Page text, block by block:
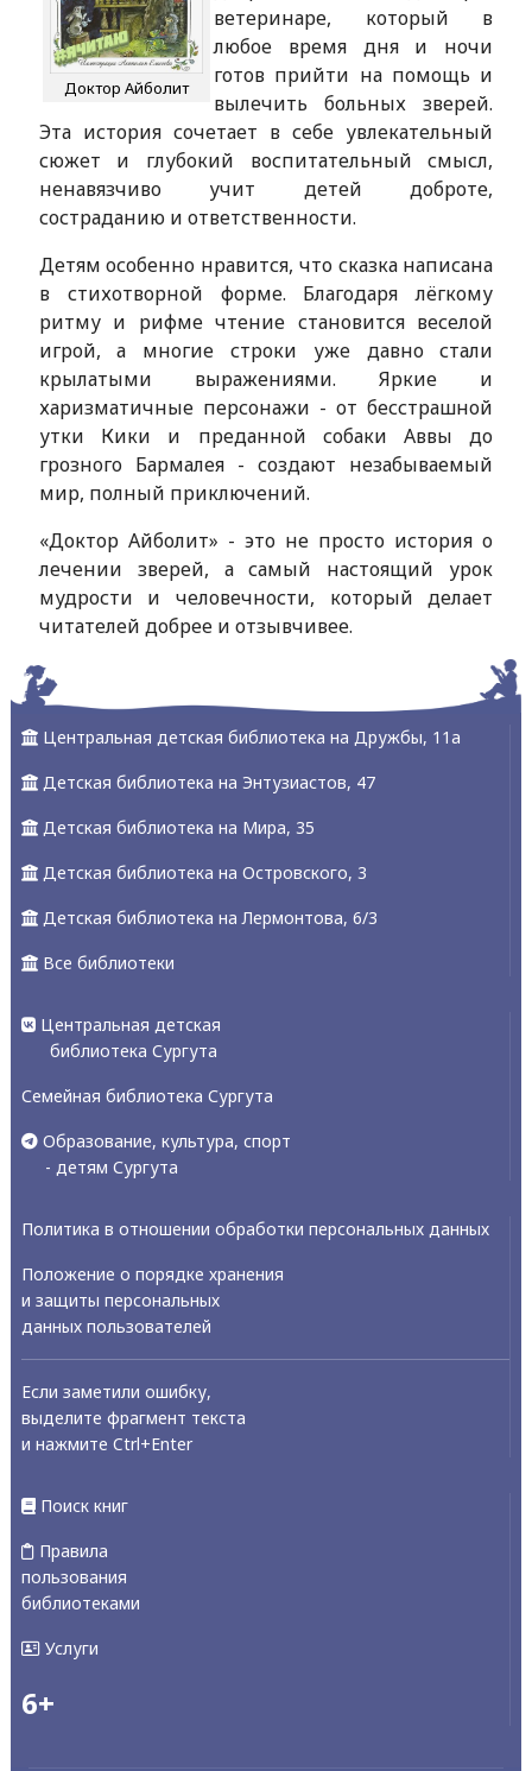
Доктор Айболит
ветеринаре, который в
любое время дня и ночи
готов прийти на помощь и
вылечить больных зверей.
Эта история сочетает в себе увлекательный
сюжет и глубокий воспитательный смысл,
ненавязчиво учит детей доброте,
состраданию и ответственности.
Детям особенно нравится, что сказка написана
в стихотворной форме. Благодаря лёгкому
ритму и рифме чтение становится веселой
игрой, а многие строки уже давно стали
крылатыми выражениями. Яркие и
харизматичные персонажи - от бесстрашной
утки Кики и преданной собаки Аввы до
грозного Бармалея - создают незабываемый
мир, полный приключений.
«Доктор Айболит» - это не просто история о
лечении зверей, а самый настоящий урок
мудрости и человечности, который делает
читателей добрее и отзывчивее.
Центральная детская библиотека на Дружбы, 11а
Детская библиотека на Энтузиастов, 47
Детская библиотека на Мира, 35
Детская библиотека на Островского, 3
Детская библиотека на Лермонтова, 6/3
Все библиотеки
Центральная детская
библиотека Сургута
Семейная библиотека Сургута
Образование, культура, спорт
- детям Сургута
Политика в отношении обработки персональных данных
Положение о порядке хранения
и защиты персональных
данных пользователей
Если заметили ошибку,
выделите фрагмент текста
и нажмите Ctrl+Enter
Поиск книг
Правила
пользования
библиотеками
Услуги
6+